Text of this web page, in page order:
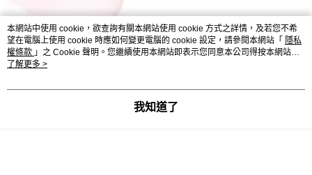
本網站中使用 cookie，欲查詢有關本網站使用 cookie 方式之詳情，及若您不希
望在電腦上使用 cookie 時應如何變更電腦的 cookie 設定，請參閱本網站「 隱私
權條款 」之 Cookie 聲明。您繼續使用本網站即表示您同意本公司得按本網站使
用條款之 Cookie 聲明使用 cookie。
了解更多 >
我知道了